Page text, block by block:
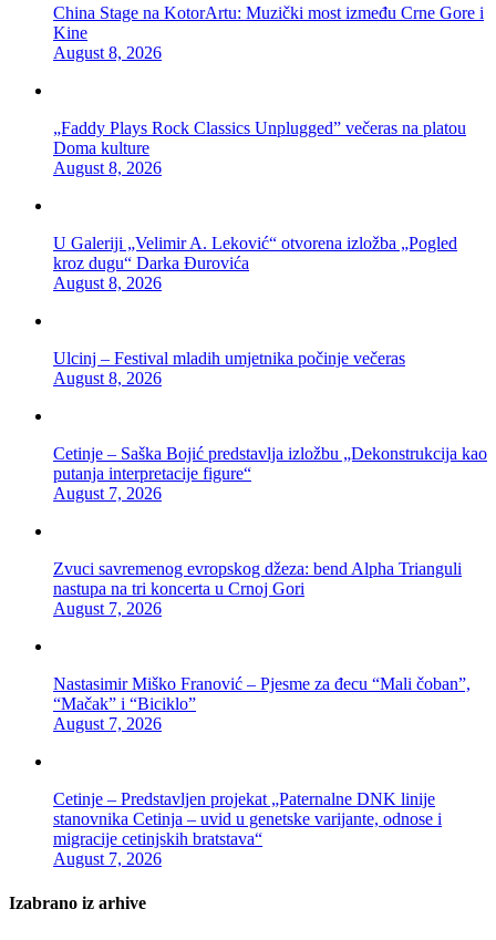
China Stage na KotorArtu: Muzički most između Crne Gore i
Kine
August 8, 2026
„Faddy Plays Rock Classics Unplugged” večeras na platou
Doma kulture
August 8, 2026
U Galeriji „Velimir A. Leković“ otvorena izložba „Pogled
kroz dugu“ Darka Đurovića
August 8, 2026
Ulcinj – Festival mladih umjetnika počinje večeras
August 8, 2026
Cetinje – Saška Bojić predstavlja izložbu „Dekonstrukcija kao
putanja interpretacije figure“
August 7, 2026
Zvuci savremenog evropskog džeza: bend Alpha Trianguli
nastupa na tri koncerta u Crnoj Gori
August 7, 2026
Nastasimir Miško Franović – Pjesme za đecu “Mali čoban”,
“Mačak” i “Biciklo”
August 7, 2026
Cetinje – Predstavljen projekat „Paternalne DNK linije
stanovnika Cetinja – uvid u genetske varijante, odnose i
migracije cetinjskih bratstava“
August 7, 2026
Izabrano iz arhive